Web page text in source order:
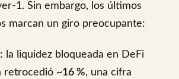
1. Sin embargo, los últimos
marcan un giro preocupante:
la liquidez bloqueada en DeFi
retrocedió ~16 %, una cifra